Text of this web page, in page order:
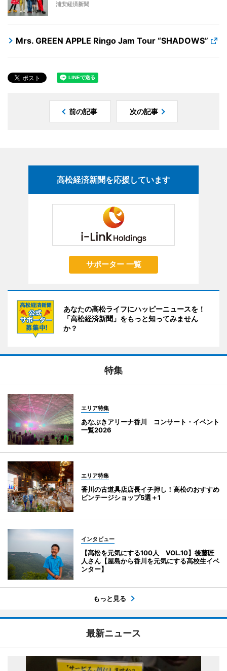
浦安経済新聞
Mrs. GREEN APPLE Ringo Jam Tour “SHADOWS”
前の記事 次の記事
高松経済新聞を応援しています
サポーター 一覧
あなたの高松ライフにハッピーニュースを！
「高松経済新聞」をもっと知ってみません
か？
特集
エリア特集
あなぶきアリーナ香川 コンサート・イベント
一覧2026
エリア特集
香川の古道具店店長イチ押し！高松のおすすめ
ビンテージショップ5選＋1
インタビュー
【高松を元気にする100人 VOL.10】後藤匠
人さん【屋島から香川を元気にする高校生イベ
ンター】
もっと見る
最新ニュース